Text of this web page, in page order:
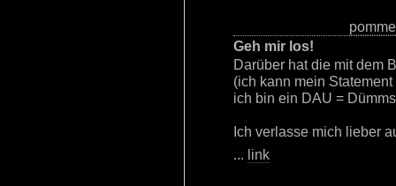
Geh mir los!
Darüber hat die mit dem
(ich kann mein
ich bin ein DAU =
Ich verlasse mich lieber
... link